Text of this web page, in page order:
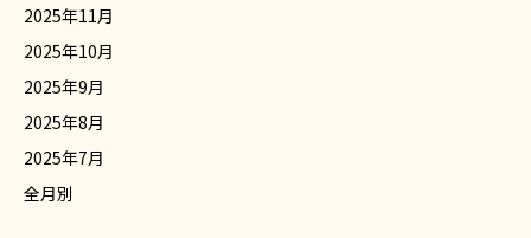
2025年11月
2025年10月
2025年9月
2025年8月
2025年7月
全月別